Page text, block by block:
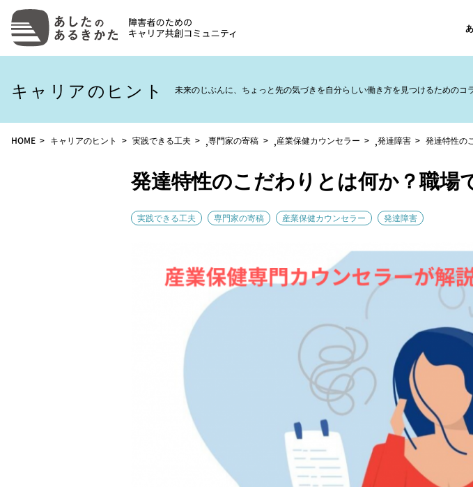
キャリアのヒント 未来のじぶんに、ちょっと先の気づきを自分らしい働き方を見つけるためのコ
HOME キャリアのヒント 実践できる工夫 ,専門家の寄稿 ,産業保健カウンセラー ,発達障害 発達特性の
発達特性のこだわりとは何か？職場
実践できる工夫 専門家の寄稿 産業保健カウンセラー 発達障害